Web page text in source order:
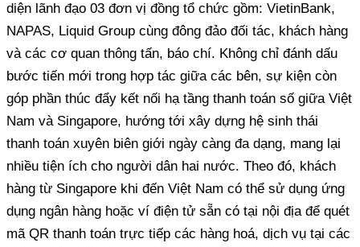
diện lãnh đạo 03 đơn vị đồng tổ chức gồm: VietinBank,
NAPAS, Liquid Group cùng đông đảo đối tác, khách hàng
và các cơ quan thông tấn, báo chí. Không chỉ đánh dấu
bước tiến mới trong hợp tác giữa các bên, sự kiện còn
góp phần thúc đẩy kết nối hạ tầng thanh toán số giữa Việt
Nam và Singapore, hướng tới xây dựng hệ sinh thái
thanh toán xuyên biên giới ngày càng đa dạng, mang lại
nhiều tiện ích cho người dân hai nước. Theo đó, khách
hàng từ Singapore khi đến Việt Nam có thể sử dụng ứng
dụng ngân hàng hoặc ví điện tử sẵn có tại nội địa để quét
mã QR thanh toán trực tiếp các hàng hoá, dịch vụ tại các